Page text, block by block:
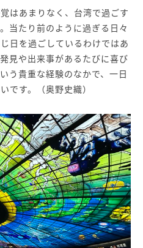
はあまりなく、台湾で過ごす
当たり前のように過ぎる日々
日を過ごしているわけではあ
見や出来事があるたびに喜び
う貴重な経験のなかで、一日
です。（奥野史織）